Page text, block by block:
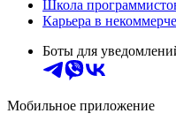
Школа
Карьера в
Боты для
Мобильное приложение